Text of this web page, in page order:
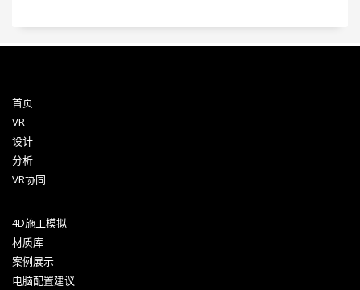
首页
VR
设计
分析
VR协同
4D施工模拟
材质库
案例展示
电脑配置建议